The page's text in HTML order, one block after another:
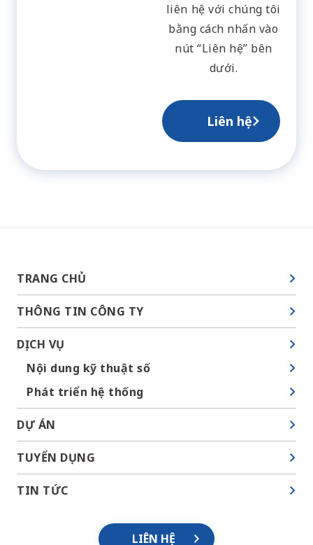
liên hệ với chúng tôi
bằng cách nhấn vào
nút “Liên hệ” bên
dưới.
Liên hệ
TRANG CHỦ
THÔNG TIN CÔNG TY
DỊCH VỤ
Nội dung kỹ thuật số
Phát triển hệ thống
DỰ ÁN
TUYỂN DỤNG
TIN TỨC
LIÊN HỆ